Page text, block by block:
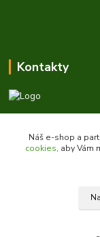
Kontakty
+421 903 707
(Po-Pia, 8-16 hod.)
Náš e-shop a
cookies, aby Vám